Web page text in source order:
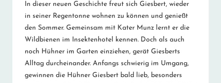
In dieser neuen Geschichte freut sich Giesbert, wieder
in seiner Regentonne wohnen zu können und genießt
den Sommer. Gemeinsam mit Kater Munz lernt er die
Wildbienen im Insektenhotel kennen. Doch als auch
noch Hühner im Garten einziehen, gerät Giesberts
Alltag durcheinander. Anfangs schwierig im Umgang,
gewinnen die Hühner Giesbert bald lieb, besonders